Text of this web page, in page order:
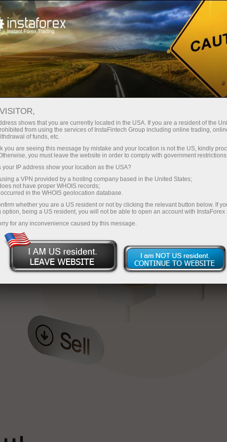
فوری اکاونٹ کھولیں تجارتی پلیٹ فارم
آموز کے لیے
سرمایہ کاروں کے
لیے
شراکت داروں کے
لئے
مہمات
shows that you are currently located in the USA. If you are a resident of the
from using the services of InstaFintech Group including online trading,
of funds, etc.
you are seeing this message by mistake and your location is not the US, kindly
you must leave the website in order to comply with government
your IP address show your location as the USA?
a VPN provided by a hosting company based in the United States;
not have proper WHOIS records;
in the WHOIS geolocation database.
whether you are a US resident or not by clicking the relevant button below. If
option, being a US resident, you will not be able to open an account with InstaForex
for any inconvenience caused by this message.